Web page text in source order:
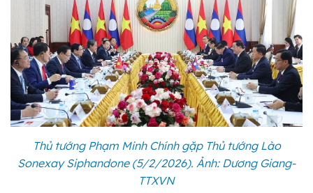
Thủ tướng Phạm Minh Chính gặp Thủ tướng Lào
Sonexay Siphandone (5/2/2026). Ảnh: Dương Giang-
TTXVN